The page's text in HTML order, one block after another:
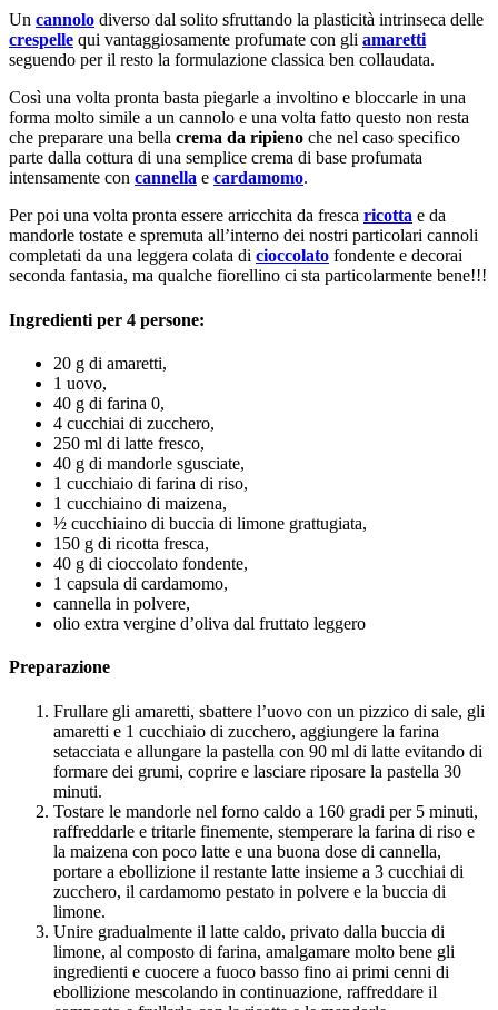
Un cannolo diverso dal solito sfruttando la plasticità intrinseca delle
crespelle qui vantaggiosamente profumate con gli amaretti
seguendo per il resto la formulazione classica ben collaudata.
Così una volta pronta basta piegarle a involtino e bloccarle in una
forma molto simile a un cannolo e una volta fatto questo non resta
che preparare una bella crema da ripieno che nel caso specifico
parte dalla cottura di una semplice crema di base profumata
intensamente con cannella e cardamomo.
Per poi una volta pronta essere arricchita da fresca ricotta e da
mandorle tostate e spremuta all’interno dei nostri particolari cannoli
completati da una leggera colata di cioccolato fondente e decorai
seconda fantasia, ma qualche fiorellino ci sta particolarmente bene!!!
Ingredienti per 4 persone:
20 g di amaretti,
1 uovo,
40 g di farina 0,
4 cucchiai di zucchero,
250 ml di latte fresco,
40 g di mandorle sgusciate,
1 cucchiaio di farina di riso,
1 cucchiaino di maizena,
½ cucchiaino di buccia di limone grattugiata,
150 g di ricotta fresca,
40 g di cioccolato fondente,
1 capsula di cardamomo,
cannella in polvere,
olio extra vergine d’oliva dal fruttato leggero
Preparazione
Frullare gli amaretti, sbattere l’uovo con un pizzico di sale, gli
amaretti e 1 cucchiaio di zucchero, aggiungere la farina
setacciata e allungare la pastella con 90 ml di latte evitando di
formare dei grumi, coprire e lasciare riposare la pastella 30
minuti.
Tostare le mandorle nel forno caldo a 160 gradi per 5 minuti,
raffreddarle e tritarle finemente, stemperare la farina di riso e
la maizena con poco latte e una buona dose di cannella,
portare a ebollizione il restante latte insieme a 3 cucchiai di
zucchero, il cardamomo pestato in polvere e la buccia di
limone.
Unire gradualmente il latte caldo, privato dalla buccia di
limone, al composto di farina, amalgamare molto bene gli
ingredienti e cuocere a fuoco basso fino ai primi cenni di
ebollizione mescolando in continuazione, raffreddare il